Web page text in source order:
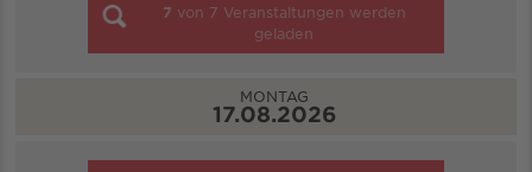
7 von 7 Veranstaltungen werden
geladen
MONTAG
17.08.2026